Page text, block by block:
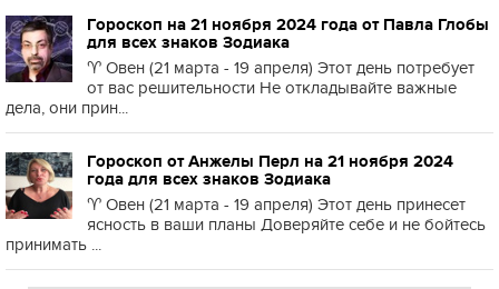
Гороскоп на 21 ноября 2024 года от Павла Глобы
для всех знаков Зодиака
♈️ Овен (21 марта - 19 апреля) Этот день потребует
от вас решительности Не откладывайте важные
дела, они прин...
Гороскоп от Анжелы Перл на 21 ноября 2024
года для всех знаков Зодиака
♈️ Овен (21 марта - 19 апреля) Этот день принесет
ясность в ваши планы Доверяйте себе и не бойтесь
принимать ...